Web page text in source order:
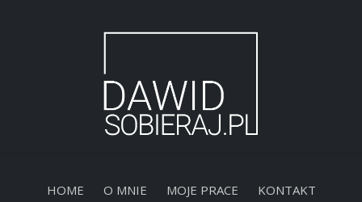
HOME O MNIE MOJE PRACE KONTAKT